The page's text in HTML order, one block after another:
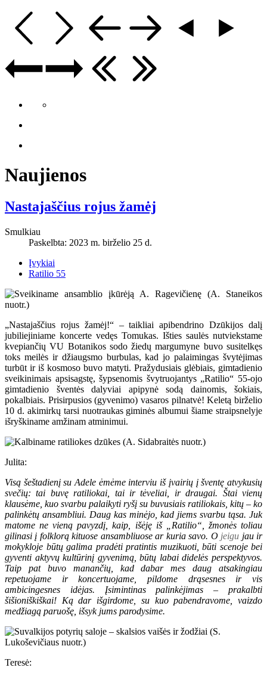
Naujienos
Nastajaščius rojus žamėj
Smulkiau
Paskelbta: 2023 m. birželio 25 d.
Įvykiai
Ratilio 55
„Nastajaščius rojus žamėj!“ – taikliai apibendrino Dzūkijos dalį
jubiliejiniame koncerte vedęs Tomukas. Išties saulės nutviekstame
kvepiančių VU Botanikos sodo žiedų margumyne buvo susitelkęs
toks meilės ir džiaugsmo burbulas, kad jo palaimingas švytėjimas
turbūt ir iš kosmoso buvo matyti. Pražydusiais glėbiais, gimtadienio
sveikinimais apsisagstę, šypsenomis švytruojantys „Ratilio“ 55-ojo
gimtadienio šventės dalyviai apipynė sodą dainomis, šokiais,
pokalbiais. Prisirpusios (gyvenimo) vasaros pilnatvė! Keletą birželio
10 d. akimirkų tarsi nuotraukas giminės albumui šiame straipsnelyje
išryškiname amžinam atminimui.
Julita:
Visą šeštadienį su Adele ėmėme interviu iš įvairių į šventę atvykusių
svečių: tai buvę ratiliokai, tai ir tėveliai, ir draugai. Štai vienų
klausėme, kuo svarbu palaikyti ryšį su buvusiais ratiliokais, kitų – ko
palinkėtų ansambliui. Daug kas minėjo, kad jiems svarbu tąsa. Juk
matome ne vieną pavyzdį, kaip, išėję iš „Ratilio“, žmonės toliau
gilinasi į folklorą kituose ansambliuose ar kuria savo. Ojeigu jau ir
mokykloje būtų galima pradėti pratintis muzikuoti, būti scenoje bei
gyventi aktyvų kultūrinį gyvenimą, būtų labai didelės perspektyvos.
Taip pat buvo manančių, kad dabar mes daug atsakingiau
repetuojame ir koncertuojame, pildome drąsesnes ir vis
ambicingesnes idėjas. Įsimintinas palinkėjimas – prakalbti
šišioniškiškai! Ką dar išgirdome, su kuo pabendravome, vaizdo
medžiagą paruošę, išsyk jums parodysime.
Teresė: